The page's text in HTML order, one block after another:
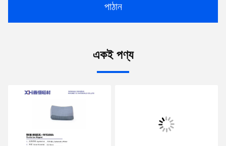
পাঠান
একই পণ্য